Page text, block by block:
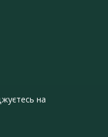
на